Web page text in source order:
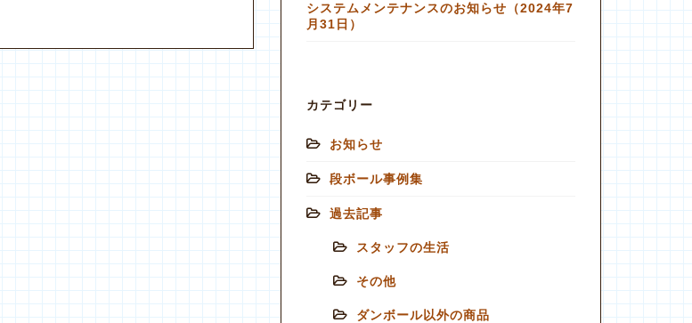
システムメンテナンスのお知らせ（2024年7
月31日）
カテゴリー
お知らせ
段ボール事例集
過去記事
スタッフの生活
その他
ダンボール以外の商品